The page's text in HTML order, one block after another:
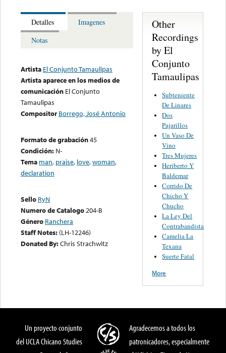
Detalles
Imagenes
Notas
Artista El Conjunto Tamaulipas
Artista aparece en los medios de
comunicación El Conjunto
Tamaulipas
Compositor Borrego, José Antonio
Formato de grabación45
Condición: N-
Tema man, praise, love,woman,
declaration
Sello RyN
Numero de Catalogo204-B
Género Ranchera
Staff Notes: (LH-12246)
Donated By:Chris Strachwitz
Other
Recordings
by El
Conjunto
Tamaulipas
Subteniente
De Linares
Dos
Pajarillos
Un Vaso De
Vino
Tres Mujeres
Heriberto Y
Baldemar
Corrido De
Chicho Y
Chucho
La Ley Del
Contrabandista
Camelia La
Texana
Suerte Fatal
More
Un proyecto conjunto
del UCLA Chicano Studies
Agradecemos a todos los
patronicadores, especialmente